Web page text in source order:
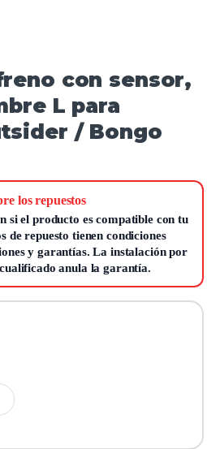
con sensor,
L para
/ Bongo
los repuestos
si el producto es compatible con tu
de repuesto tienen condiciones
y garantías.La instalación por
anula la garantía.